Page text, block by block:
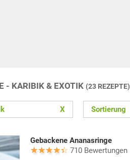
- KARIBIK & EXOTIK (23 REZEPTE)
X Sortierung
Gebackene Ananasringe
710 Bewertungen